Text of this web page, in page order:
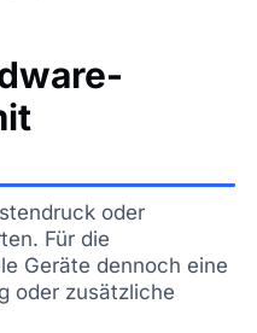
oder
Für die
Geräte dennoch eine
oder zusätzliche